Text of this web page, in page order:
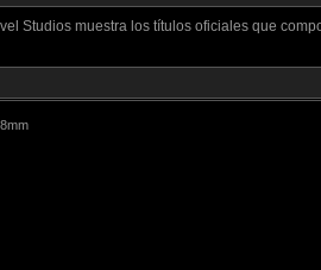
Studios muestra los títulos oficiales que